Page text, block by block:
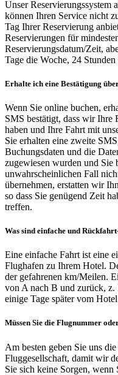
Unser Reservierungssystem
können Ihren Service nicht
Tag Ihrer Reservierung
Reservierungen für
Reservierungsdatum/Zeit,
Tage die Woche, 24 Stunden
Erhalte ich eine Bestätigung
Wenn Sie online buchen,
SMS bestätigt, dass wir Ihre
haben und Ihre Fahrt mit
Sie erhalten eine zweite
Buchungsdaten und die
zugewiesen wurden und Sie
unwahrscheinlichen Fall
übernehmen, erstatten wir
so dass Sie genügend Zeit
treffen.
Was sind einfache und
Eine einfache Fahrt ist eine
Flughafen zu Ihrem Hotel.
der gefahrenen km/Meilen.
von A nach B und zurück,
einige Tage später vom
Müssen Sie die Flugnummer
Am besten geben Sie uns
Fluggesellschaft, damit wir
Sie sich keine Sorgen,